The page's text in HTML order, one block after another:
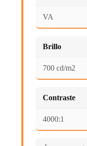
VA
Brillo
700 cd/m2
Contraste
4000:1